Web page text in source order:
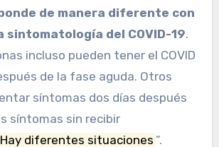
de manera diferente con
sintomatología del COVID-19.
incluso pueden tener el COVID
de la fase aguda. Otros
síntomas dos días después
síntomas sin recibir
Hay diferentes situaciones ”.